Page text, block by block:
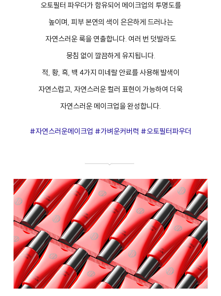
오토필터 파우더가 함유되어 메이크업의 투명도를
높이며, 피부 본연의 색이 은은하게 드러나는
자연스러운 룩을 연출합니다. 여러 번 덧발라도
뭉침 없이 깔끔하게 유지됩니다.
적, 황, 흑, 백 4가지 미네랄 안료를 사용해 발색이
자연스럽고, 자연스러운 컬러 표현이 가능하여 더욱
자연스러운 메이크업을 완성합니다.
#자연스러운메이크업 #가벼운커버력 #오토필터파우더